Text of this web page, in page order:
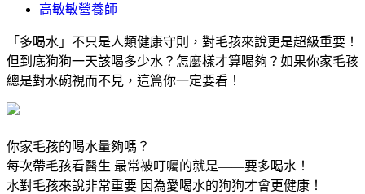
高敏敏營養師
「多喝水」不只是人類健康守則，對毛孩來說更是超級重要！
但到底狗狗一天該喝多少水？怎麼樣才算喝夠？如果你家毛孩
總是對水碗視而不見，這篇你一定要看！
你家毛孩的喝水量夠嗎？
每次帶毛孩看醫生 最常被叮囑的就是——要多喝水！
水對毛孩來說非常重要 因為愛喝水的狗狗才會更健康！